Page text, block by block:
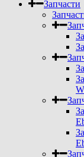
Запчасти